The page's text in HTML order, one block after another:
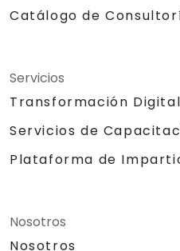
Catálogo de
Servicios
Transformación Digital
Servicios de
Plataforma de
Nosotros
Nosotros